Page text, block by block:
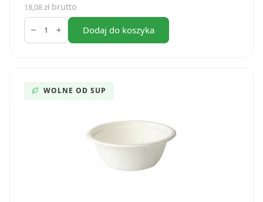
18,08zł brutto
ilość
Pojemniki
na
120
ml
Dodaj do koszyka
WOLNE OD SUP